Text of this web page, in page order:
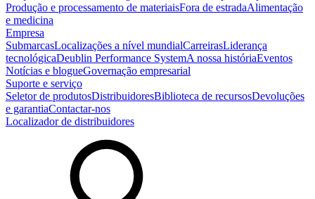
Produção e processamento de materiaisFora de estradaAlimentação
e medicina
Empresa
SubmarcasLocalizações a nível mundialCarreirasLiderança
tecnológicaDeublin Performance SystemA nossa históriaEventos
Notícias e blogueGovernação empresarial
Suporte e serviço
Seletor de produtosDistribuidoresBiblioteca de recursosDevoluções
e garantiaContactar-nos
Localizador de distribuidores